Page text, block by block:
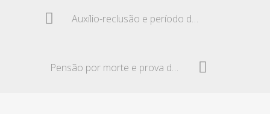
Auxílio-reclusão e período de graça
Pensão por morte e prova de união estável